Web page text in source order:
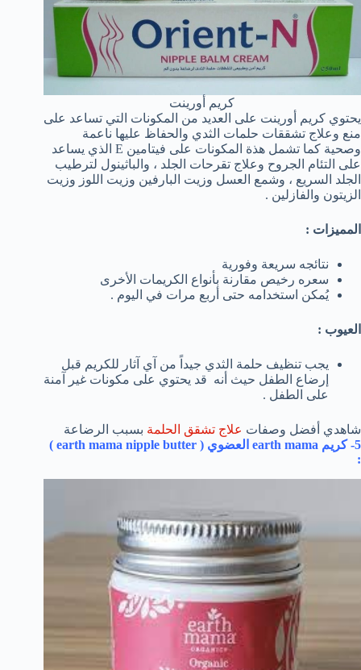
كريم أورينت
يحتوي كريم أورينت على العديد من المكونات التي تساعد على
منع وعلاج تشققات حلمات الثدي والحفاظ عليها ناعمة
وصحية كما تشمل هذة المكونات على فيتامين E الذي يساعد
على التئام الجروح وعلاج تقرحات الجلد ، والباثينول لترطيب
الجلد السريع ، وشمع العسل وزيت البارفين وزيت اللوز وزيت
الزيتون والفازلين .
المميزات :
نتائجه سريعة وفورية
سعره رخيص مقارنة بأنواع الكريمات الأخرى
يُمكن استخدامه حتى أربع مرات في اليوم .
العيوب :
يجب تنظيف حلمة الثدي جيداً من آي آثار للكريم قبل
إرضاع الطفل حيث أنه قد يحتوي على مكونات غير آمنة
على الطفل .
شاهدي أفضل وصفات علاج تشقق الحلمة بسبب الرضاعة
5- كريم
earth mama العضوي ( earth mama nipple butter
)
: